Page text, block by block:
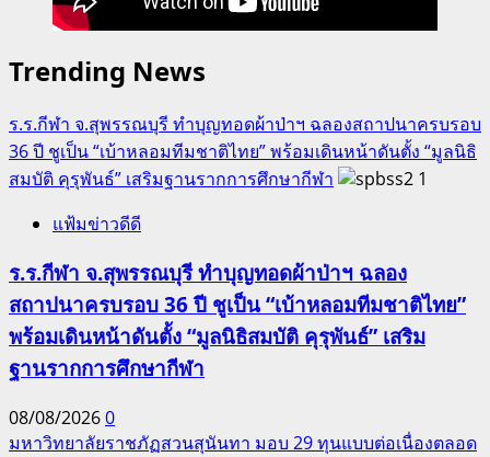
Trending News
ร.ร.กีฬา จ.สุพรรณบุรี ทำบุญทอดผ้าป่าฯ ฉลองสถาปนาครบรอบ
36 ปี ชูเป็น “เบ้าหลอมทีมชาติไทย” พร้อมเดินหน้าดันตั้ง “มูลนิธิ
สมบัติ คุรุพันธ์” เสริมฐานรากการศึกษากีฬา
1
แฟ้มข่าวดีดี
ร.ร.กีฬา จ.สุพรรณบุรี ทำบุญทอดผ้าป่าฯ ฉลอง
สถาปนาครบรอบ 36 ปี ชูเป็น “เบ้าหลอมทีมชาติไทย”
พร้อมเดินหน้าดันตั้ง “มูลนิธิสมบัติ คุรุพันธ์” เสริม
ฐานรากการศึกษากีฬา
08/08/20260
มหาวิทยาลัยราชภัฏสวนสุนันทา มอบ 29 ทุนแบบต่อเนื่องตลอด